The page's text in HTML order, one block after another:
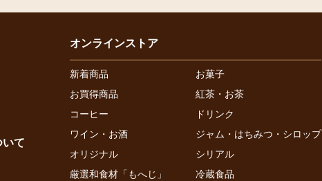
いて
オンラインストア
新着商品
お菓子
お買得商品
紅茶・お茶
コーヒー
ドリンク
ワイン・お酒
ジャム・はちみつ・シロップ
オリジナル
シリアル
厳選和食材「もへじ」
冷蔵食品